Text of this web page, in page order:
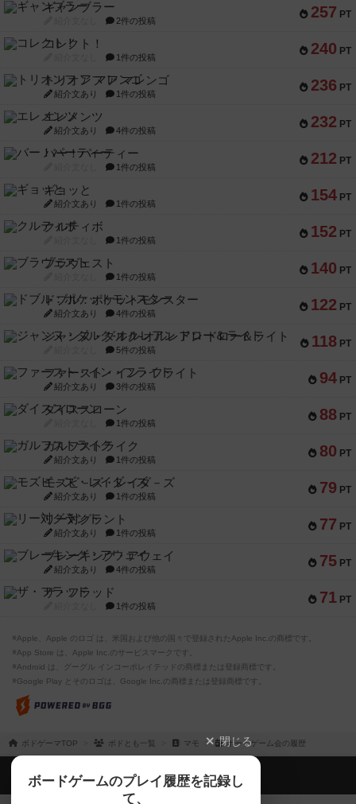
257 PT
ギャンブラー
2件の投稿
240 PT
コレクト！
1件の投稿
236 PT
トリオンフ ア マレンゴ
紹介文あり 1件の投稿
232 PT
エレメンツ
紹介文あり 4件の投稿
212 PT
バー！パーティー
1件の投稿
154 PT
ギョッと
紹介文あり 1件の投稿
152 PT
クルティボ
1件の投稿
140 PT
ブラヴェスト
1件の投稿
122 PT
ドブル：ポケットモンスター
紹介文あり 4件の投稿
118 PT
ジャンヌ・ダルク-オルレアン ドロー＆ライト
5件の投稿
94 PT
ファースト・イン・フライト
紹介文あり 3件の投稿
88 PT
ダイススローン
1件の投稿
80 PT
ガルフストライク
紹介文あり 1件の投稿
79 PT
モズビ－ズ・レイダ－ズ
紹介文あり 1件の投稿
77 PT
リー対グラント
紹介文あり 1件の投稿
75 PT
ブレーキング・アウェイ
紹介文あり 4件の投稿
71 PT
ザ・フラッド
1件の投稿
※Apple、Apple のロゴ は、米国および他の国々で登録されたApple Inc.の商標です。
※App Store は、Apple Inc.のサービスマークです。
※Android は、グーグル インコーポレイテッドの商標または登録商標です。
※Google Play とそのロゴは、Google Inc.の商標または登録商標です。
ボドゲーマTOP ボドとも一覧 マモ ボードゲーム会の履歴
閉じる
ボードゲームのプレイ履歴を記録し
て、
ボドゲーマTOP